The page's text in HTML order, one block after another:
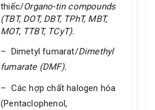
thiếc/Organo-tin compounds
(TBT, DOT, DBT, TPhT, MBT,
MOT, TTBT, TCyT).
– Dimetyl fumarat/Dimethyl
fumarate(DMF).
– Các hợp chất halogen hóa
(Pentaclophenol,